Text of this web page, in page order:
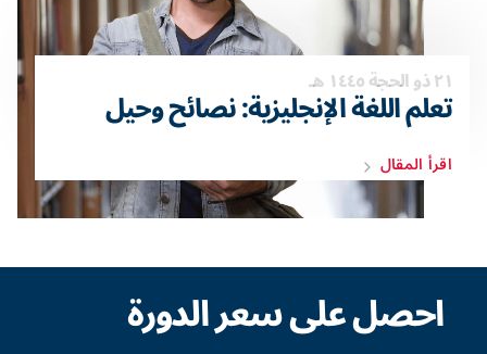
تعلم اللغة الإنجليزية: نصائح وحيل
اقرأ المقال
احصل على سعر الدورة